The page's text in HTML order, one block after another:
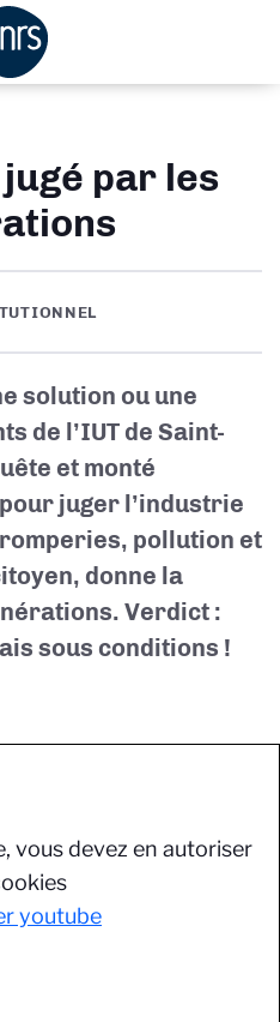
par les
solution ou une
de l’IUT de Saint-
et monté
juger l’industrie
pollution et
donne la
Verdict :
sous conditions !
vous devez en autoriser
youtube